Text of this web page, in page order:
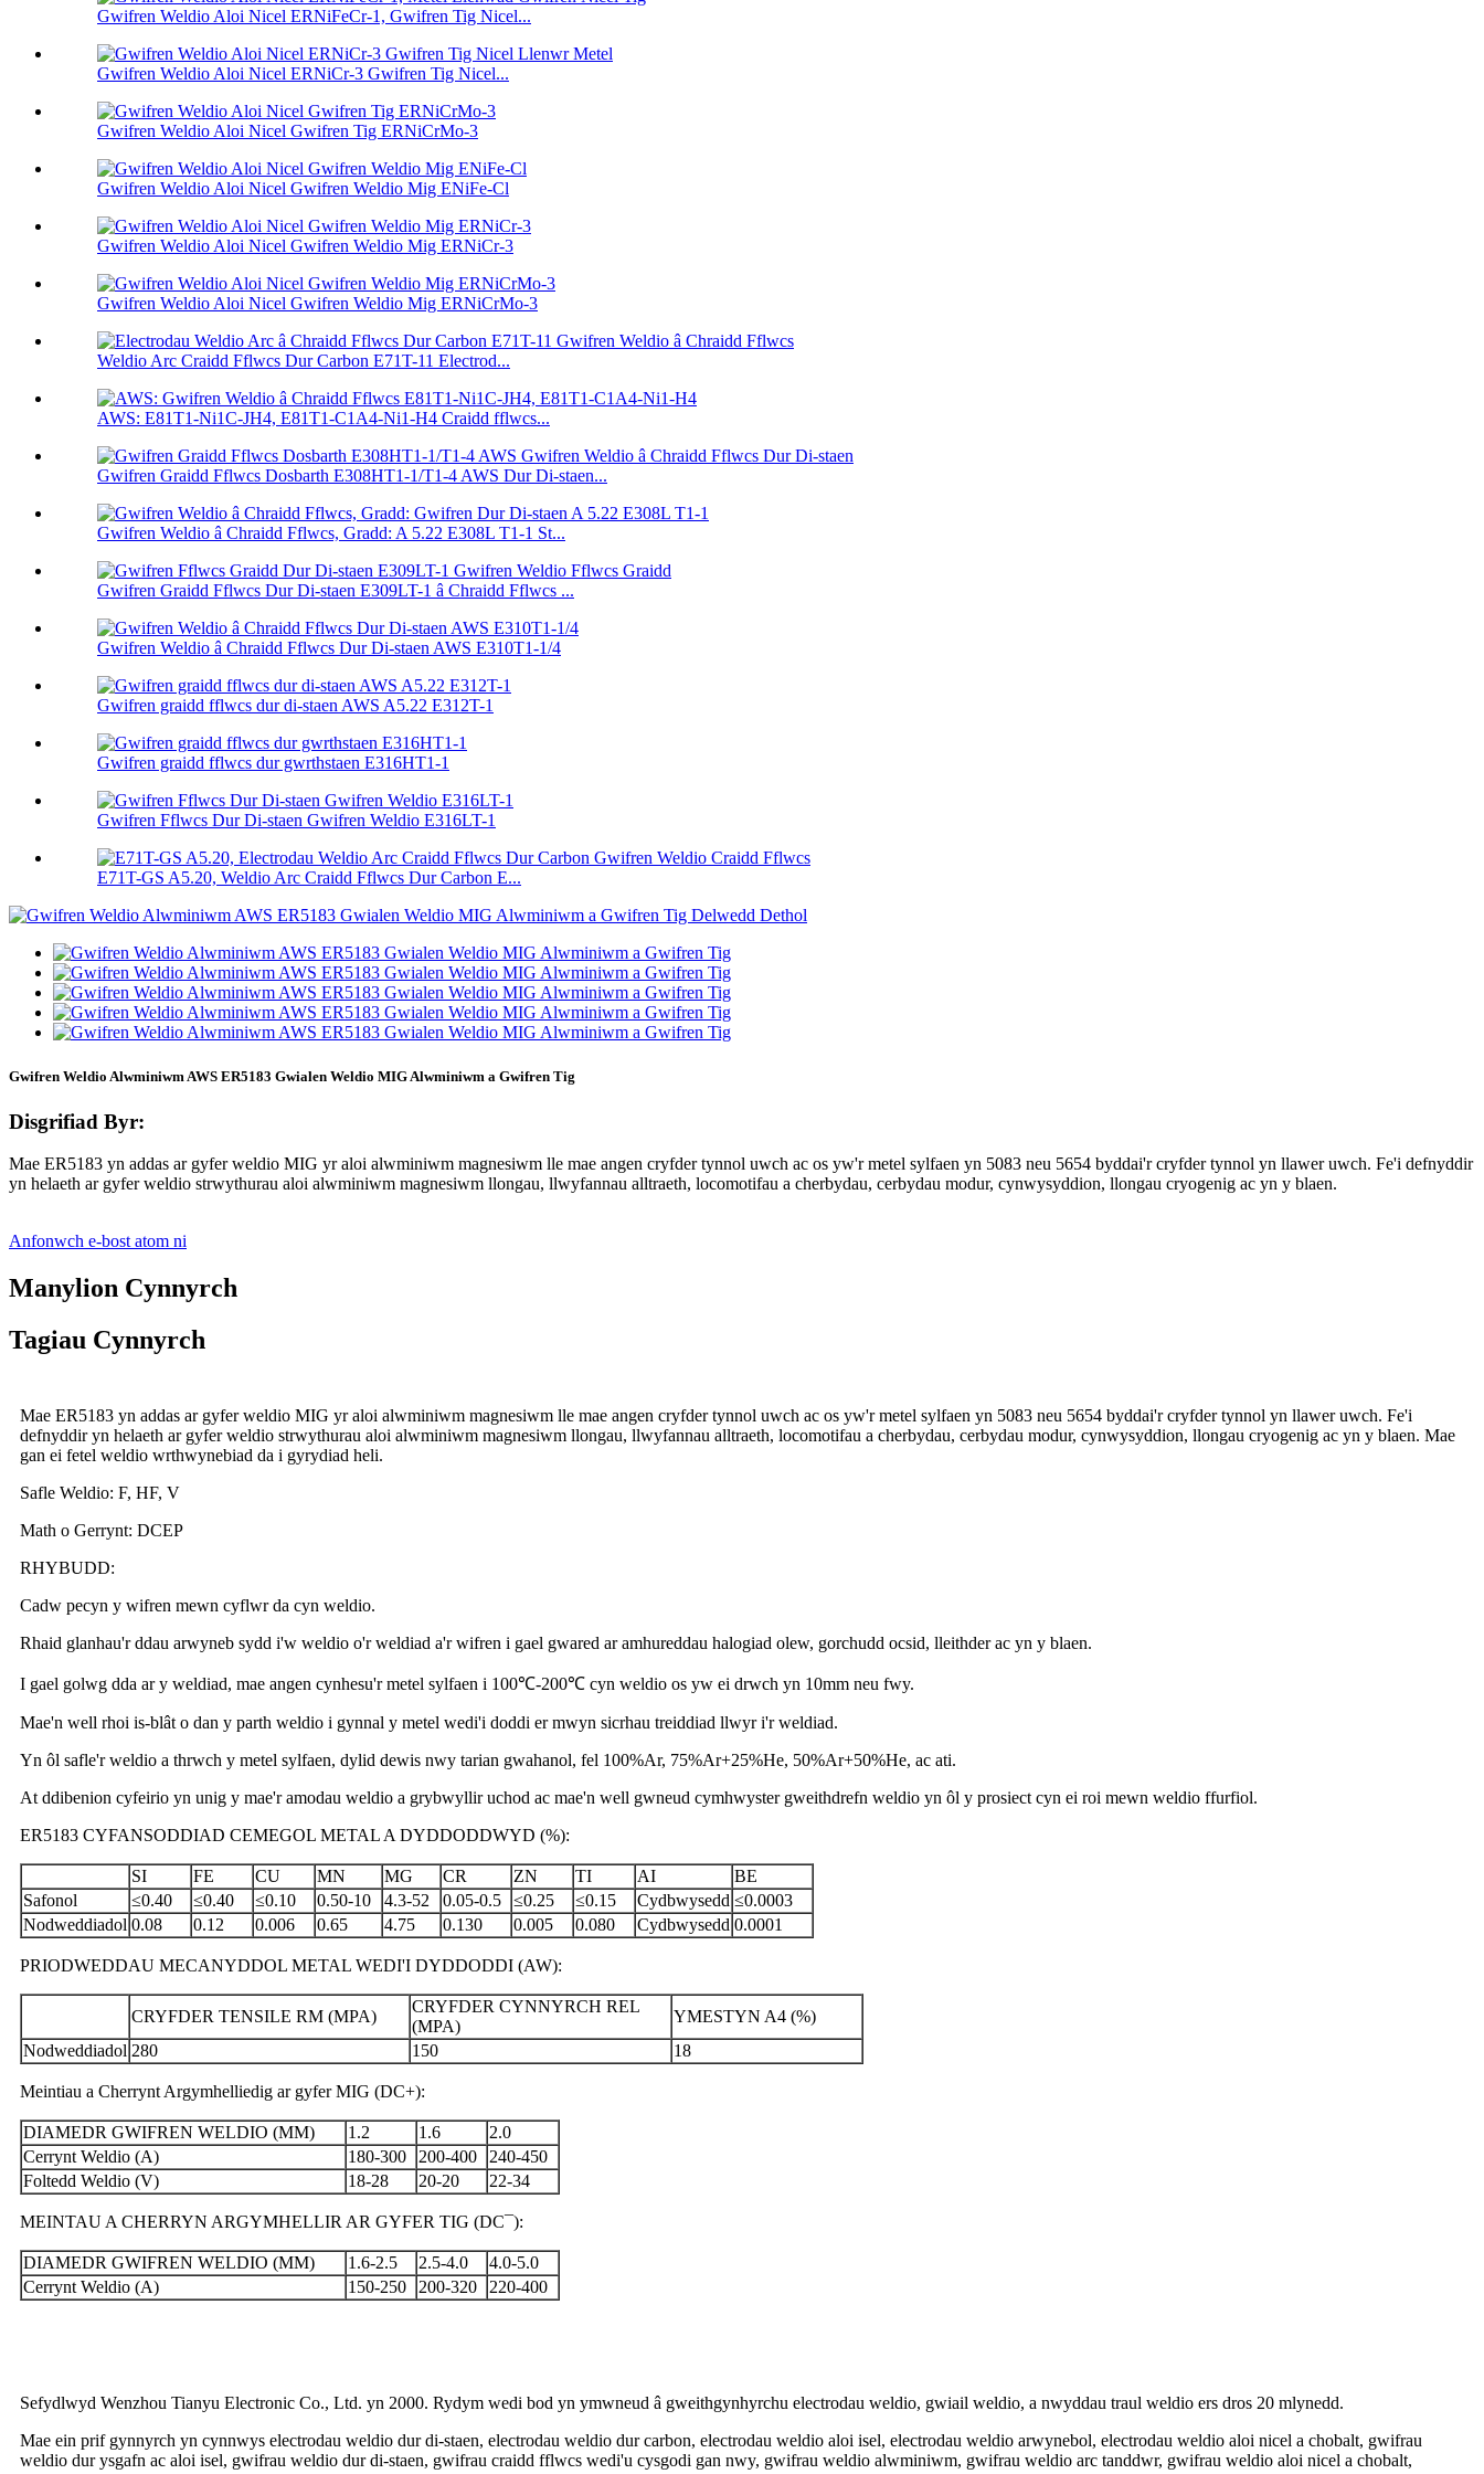
Gwifren Weldio Aloi Nicel ERNiFeCr-1, Gwifren Tig Nicel...
Gwifren Weldio Aloi Nicel ERNiCr-3 Gwifren Tig Nicel...
Gwifren Weldio Aloi Nicel Gwifren Tig ERNiCrMo-3
Gwifren Weldio Aloi Nicel Gwifren Weldio Mig ENiFe-Cl
Gwifren Weldio Aloi Nicel Gwifren Weldio Mig ERNiCr-3
Gwifren Weldio Aloi Nicel Gwifren Weldio Mig ERNiCrMo-3
Weldio Arc Craidd Fflwcs Dur Carbon E71T-11 Electrod...
AWS: E81T1-Ni1C-JH4, E81T1-C1A4-Ni1-H4 Craidd fflwcs...
Gwifren Graidd Fflwcs Dosbarth E308HT1-1/T1-4 AWS Dur Di-staen...
Gwifren Weldio â Chraidd Fflwcs, Gradd: A 5.22 E308L T1-1 St...
Gwifren Graidd Fflwcs Dur Di-staen E309LT-1 â Chraidd Fflwcs ...
Gwifren Weldio â Chraidd Fflwcs Dur Di-staen AWS E310T1-1/4
Gwifren graidd fflwcs dur di-staen AWS A5.22 E312T-1
Gwifren graidd fflwcs dur gwrthstaen E316HT1-1
Gwifren Fflwcs Dur Di-staen Gwifren Weldio E316LT-1
E71T-GS A5.20, Weldio Arc Craidd Fflwcs Dur Carbon E...
Gwifren Weldio Alwminiwm AWS ER5183 Gwialen Weldio MIG Alwminiwm a Gwifren Tig
Disgrifiad Byr:
Mae ER5183 yn addas ar gyfer weldio MIG yr aloi alwminiwm magnesiwm lle mae angen cryfder tynnol uwch ac os yw'r metel sylfaen yn 5083 neu 5654 byddai'r cryfder tynnol yn llawer uwch. Fe'i defnyddir
yn helaeth ar gyfer weldio strwythurau aloi alwminiwm magnesiwm llongau, llwyfannau alltraeth, locomotifau a cherbydau, cerbydau modur, cynwysyddion, llongau cryogenig ac yn y blaen.
Anfonwch e-bost atom ni
Manylion Cynnyrch
Tagiau Cynnyrch
Mae ER5183 yn addas ar gyfer weldio MIG yr aloi alwminiwm magnesiwm lle mae angen cryfder tynnol uwch ac os yw'r metel sylfaen yn 5083 neu 5654 byddai'r cryfder tynnol yn llawer uwch. Fe'i
defnyddir yn helaeth ar gyfer weldio strwythurau aloi alwminiwm magnesiwm llongau, llwyfannau alltraeth, locomotifau a cherbydau, cerbydau modur, cynwysyddion, llongau cryogenig ac yn y blaen. Mae
gan ei fetel weldio wrthwynebiad da i gyrydiad heli.
Safle Weldio: F, HF, V
Math o Gerrynt: DCEP
RHYBUDD:
Cadw pecyn y wifren mewn cyflwr da cyn weldio.
Rhaid glanhau'r ddau arwyneb sydd i'w weldio o'r weldiad a'r wifren i gael gwared ar amhureddau halogiad olew, gorchudd ocsid, lleithder ac yn y blaen.
I gael golwg dda ar y weldiad, mae angen cynhesu'r metel sylfaen i 100℃-200℃ cyn weldio os yw ei drwch yn 10mm neu fwy.
Mae'n well rhoi is-blât o dan y parth weldio i gynnal y metel wedi'i doddi er mwyn sicrhau treiddiad llwyr i'r weldiad.
Yn ôl safle'r weldio a thrwch y metel sylfaen, dylid dewis nwy tarian gwahanol, fel 100%Ar, 75%Ar+25%He, 50%Ar+50%He, ac ati.
At ddibenion cyfeirio yn unig y mae'r amodau weldio a grybwyllir uchod ac mae'n well gwneud cymhwyster gweithdrefn weldio yn ôl y prosiect cyn ei roi mewn weldio ffurfiol.
ER5183 CYFANSODDIAD CEMEGOL METAL A DYDDODDWYD (%):
SI FE CU MN MG CR ZN TI AI
BE
Safonol
≤0.40 ≤0.40 ≤0.10 0.50-10 4.3-52 0.05-0.5 ≤0.25 ≤0.15 Cydbwysedd ≤0.0003
Nodweddiadol 0.08 0.12 0.006 0.65 4.75 0.130 0.005 0.080 Cydbwysedd 0.0001
PRIODWEDDAU MECANYDDOL METAL WEDI'I DYDDODDI (AW):
CRYFDER TENSILE RM (MPA)
CRYFDER CYNNYRCH REL
(MPA)
YMESTYN A4 (%)
Nodweddiadol 280 150 18
Meintiau a Cherrynt Argymhelliedig ar gyfer MIG (DC+):
DIAMEDR GWIFREN WELDIO (MM) 1.2 1.6
2.0
Cerrynt Weldio (A)
180-300 200-400
240-450
Foltedd Weldio (V)
18-28 20-20 22-34
MEINTAU A CHERRYN ARGYMHELLIR AR GYFER TIG (DC¯):
DIAMEDR GWIFREN WELDIO (MM) 1.6-2.5 2.5-4.0
4.0-5.0
Cerrynt Weldio (A)
150-250 200-320 220-400
Sefydlwyd Wenzhou Tianyu Electronic Co., Ltd. yn 2000. Rydym wedi bod yn ymwneud â gweithgynhyrchu electrodau weldio, gwiail weldio, a nwyddau traul weldio ers dros 20 mlynedd.
Mae ein prif gynnyrch yn cynnwys electrodau weldio dur di-staen, electrodau weldio dur carbon, electrodau weldio aloi isel, electrodau weldio arwynebol, electrodau weldio aloi nicel a chobalt, gwifrau
weldio dur ysgafn ac aloi isel, gwifrau weldio dur di-staen, gwifrau craidd fflwcs wedi'u cysgodi gan nwy, gwifrau weldio alwminiwm, gwifrau weldio arc tanddwr, gwifrau weldio aloi nicel a chobalt,